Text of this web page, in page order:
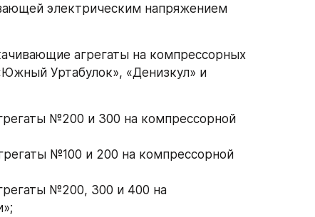
электрическим напряжением
агрегаты на компрессорных
Уртабулок», «Денизкул» и
№200 и 300 на компрессорной
№100 и 200 на компрессорной
№200, 300 и 400 на